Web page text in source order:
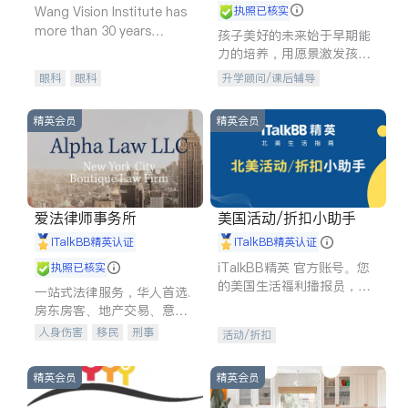
Wang Vision Institute has
more than 30 years
眼科 眼科
执照已核实
孩子美好的未来始于早期能
力的培养，用愿景激发孩子
的学习潜力和动力。理念：
拥有成长型心态是成功的基
石。
升学顾问/课后辅导
精英会员
爱法律师事务所
iTalkBB精英认证
执照已核实
一站式法律服务，华人首选.
房东房客、地产交易、意外
伤害、车祸重伤、商业诉
建筑合同、刑事案件全包办
人身伤害 移民
刑事
信托/遗嘱
商业
索赔
律师-其它 保释
精英会员
美国活动/折扣小助手
iTalkBB精英认证
iTalkBB精英 官方账号。您
的美国生活福利播报员，精
专属福利。
活动/折扣
精英会员 精英会员